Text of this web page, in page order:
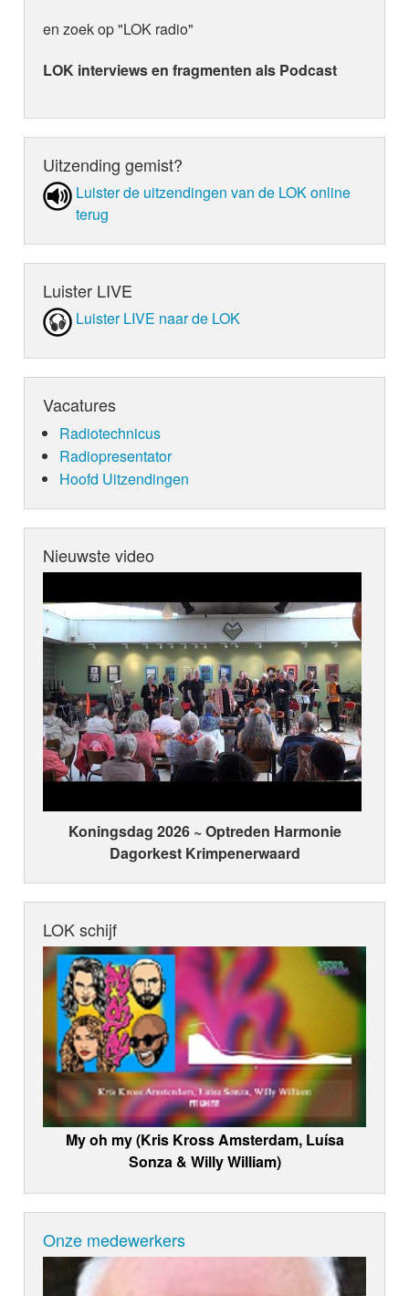
en zoek op "LOK radio"
LOK interviews en fragmenten als Podcast
Uitzending gemist?
Luister de uit­zen­din­gen van de LOK online
terug
Luister LIVE
Luister LIVE naar de LOK
Vacatures
Radiotechnicus
Radiopresentator
Hoofd Uitzendingen
Nieuwste video
Koningsdag 2026 ~ Optreden Harmonie
Dagorkest Krimpenerwaard
LOK schijf
My oh my (Kris Kross Amsterdam, Luísa
Sonza & Willy William)
Onze medewerkers